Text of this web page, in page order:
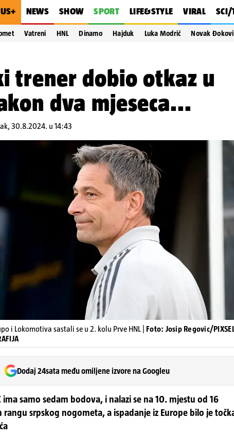
NEWS SHOW SPORT LIFE&STYLE VIRAL SCI/
Vatreni HNL Dinamo Hajduk Luka Modrić Novak
trener dobio otkaz u
dva mjeseca...
30.8.2024. u 14:43
i Lokomotiva sastali se u 2. kolu Prve HNL | Foto: Josip Regovic/
Dodaj 24sata među omiljene izvore na Googleu
ima samo sedam bodova, i nalazi se na 10. mjestu od 16
srpskog nogometa, a ispadanje iz Europe bilo je